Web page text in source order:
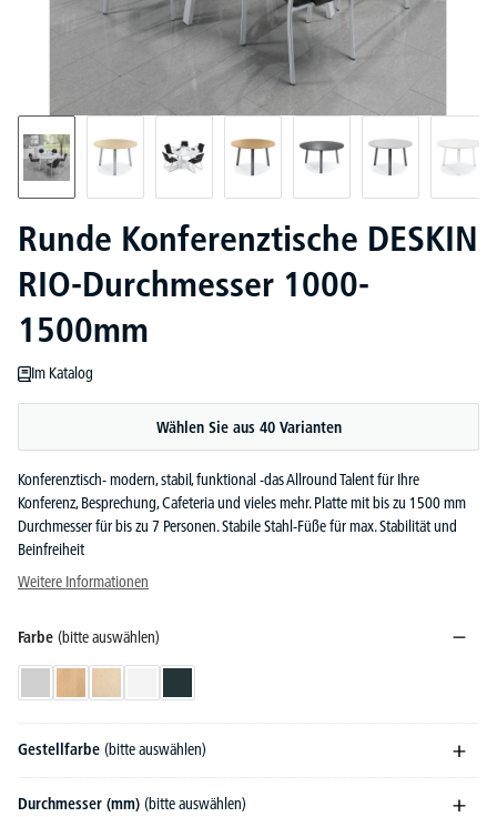
Runde Konferenztische DESKIN
RIO-Durchmesser 1000-
1500mm
Im Katalog
Wählen Sie aus 40 Varianten
Konferenztisch- modern, stabil, funktional -das Allround Talent für Ihre
Konferenz, Besprechung, Cafeteria und vieles mehr. Platte mit bis zu 1500 mm
Durchmesser für bis zu 7 Personen. Stabile Stahl-Füße für max. Stabilität und
Beinfreiheit
Weitere Informationen
Farbe (bitte auswählen)
Gestellfarbe (bitte auswählen)
Durchmesser (mm) (bitte auswählen)